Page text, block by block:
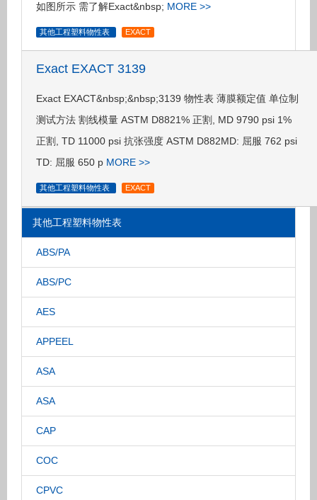
如图所示 需了解Exact&nbsp; MORE >>
其他工程塑料物性表 EXACT
Exact EXACT 3139
Exact EXACT&nbsp;&nbsp;3139 物性表 薄膜额定值 单位制
测试方法 割线模量 ASTM D8821% 正割, MD 9790 psi 1%
正割, TD 11000 psi 抗张强度 ASTM D882MD: 屈服 762 psi
TD: 屈服 650 p MORE >>
其他工程塑料物性表 EXACT
其他工程塑料物性表
ABS/PA
ABS/PC
AES
APPEEL
ASA
ASA
CAP
COC
CPVC